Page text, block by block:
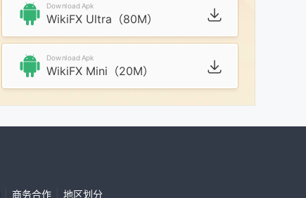
Download Apk
WikiFX Ultra（80M）
Download Apk
WikiFX Mini（20M）
商务合作 地区划分